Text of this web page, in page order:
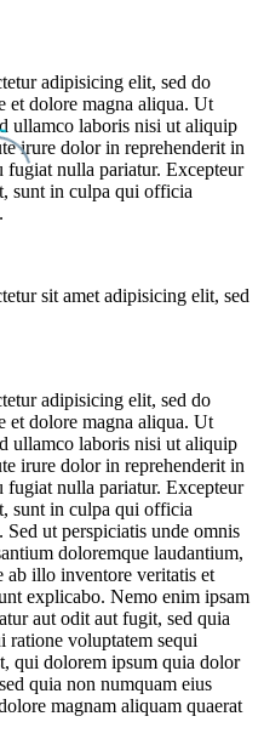
adipisicing elit, sed do
et dolore magna aliqua. Ut
ullamco laboris nisi ut aliquip
irure dolor in reprehenderit in
fugiat nulla pariatur. Excepteur
sunt in culpa qui officia
sit amet adipisicing elit, sed
adipisicing elit, sed do
et dolore magna aliqua. Ut
ullamco laboris nisi ut aliquip
irure dolor in reprehenderit in
fugiat nulla pariatur. Excepteur
sunt in culpa qui officia
ut perspiciatis unde omnis
doloremque laudantium,
ab illo inventore veritatis et
explicabo. Nemo enim ipsam
aut odit aut fugit, sed quia
ratione voluptatem sequi
qui dolorem ipsum quia dolor
quia non numquam eius
magnam aliquam quaerat